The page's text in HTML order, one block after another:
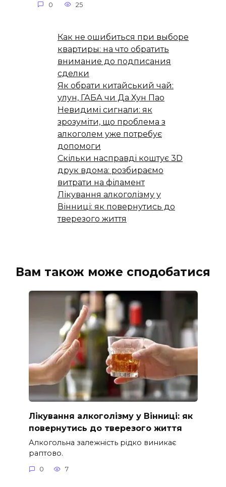
0 25
Как не ошибиться при выборе
квартиры: на что обратить
внимание до подписания
сделки
Як обрати китайський чай:
улун, ГАБА чи Да Хун Пао
Невидимі сигнали: як
зрозуміти, що проблема з
алкоголем уже потребує
допомоги
Скільки насправді коштує 3D
друк вдома: розбираємо
витрати на філамент
Лікування алкоголізму у
Вінниці: як повернутись до
тверезого життя
Вам також може сподобатися
Лікування алкоголізму у Вінниці: як
повернутись до тверезого життя
Алкогольна залежність рідко виникає
раптово.
0 7